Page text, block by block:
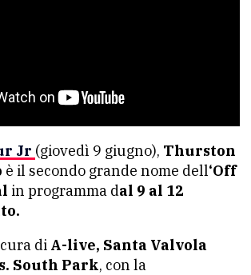
Jr (giovedì 9 giugno), Thurston
è il secondo grande nome dell‘Off
in programma dal 9 al 12
di A-live, Santa Valvola
South Park, con la